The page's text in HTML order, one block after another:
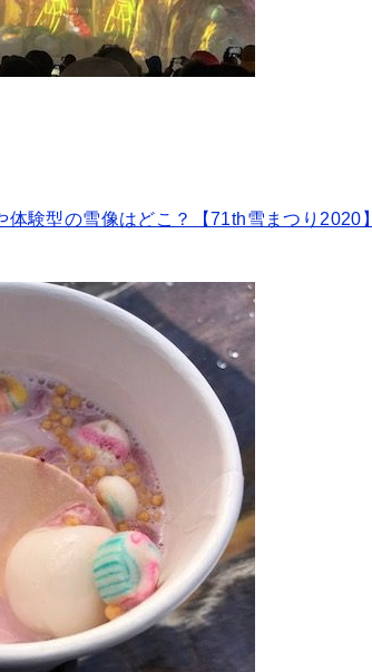
験型の雪像はどこ？【71th雪まつり2020】